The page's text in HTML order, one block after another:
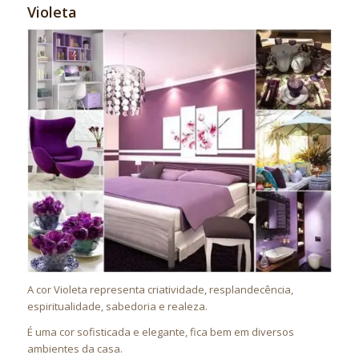
Violeta
A cor Violeta representa criatividade, resplandecência,
espiritualidade, sabedoria e realeza.
É uma cor sofisticada e elegante, fica bem em diversos
ambientes da casa.